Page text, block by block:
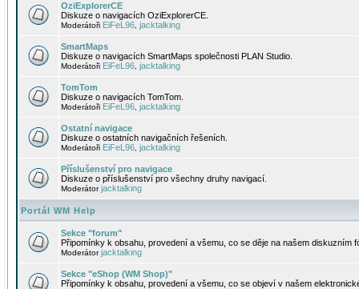
OziExplorerCE
Diskuze o navigacích OziExplorerCE.
Moderátoři EiFeL96 jacktalking
SmartMaps
Diskuze o navigacích SmartMaps společnosti PLAN Studio.
Moderátoři EiFeL96 jacktalking
TomTom
Diskuze o navigacích TomTom.
Moderátoři EiFeL96 jacktalking
Ostatní navigace
Diskuze o ostatních navigačních řešeních.
Moderátoři EiFeL96 jacktalking
Příslušenství pro navigace
Diskuze o příslušenství pro všechny druhy navigací.
Moderátorjacktalking
Portál WM Help
Sekce "forum"
Připomínky k obsahu, provedení a všemu, co se děje na našem diskuzním
Moderátorjacktalking
Sekce "eShop (WM Shop)"
Připomínky k obsahu, provedení a všemu, co se objeví v našem